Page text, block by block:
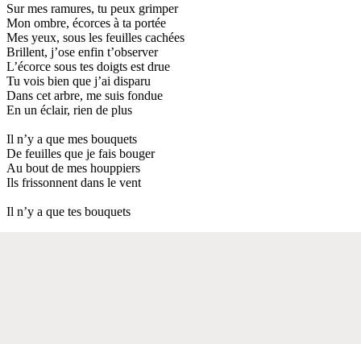
Sur mes ramures, tu peux grimper
Mon ombre, écorces à ta portée
Mes yeux, sous les feuilles cachées
Brillent, j’ose enfin t’observer
L’écorce sous tes doigts est drue
Tu vois bien que j’ai disparu
Dans cet arbre, me suis fondue
En un éclair, rien de plus
Il n’y a que mes bouquets
De feuilles que je fais bouger
Au bout de mes houppiers
Ils frissonnent dans le vent
Il n’y a que tes bouquets